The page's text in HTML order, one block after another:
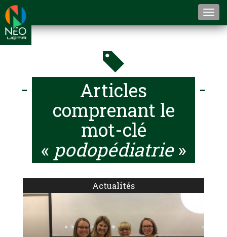
Articles
comprenant le
mot-clé
« podopédiatrie»
Actualités